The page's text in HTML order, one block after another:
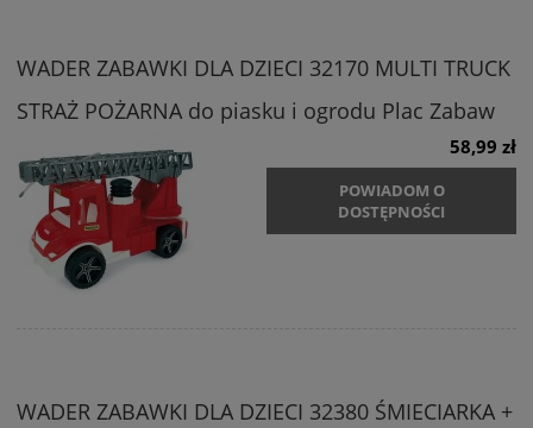
WADER ZABAWKI DLA DZIECI 32170 MULTI TRUCK
STRAŻ POŻARNA do piasku i ogrodu Plac Zabaw
58,99 zł
POWIADOM O
DOSTĘPNOŚCI
WADER ZABAWKI DLA DZIECI 32380 ŚMIECIARKA +